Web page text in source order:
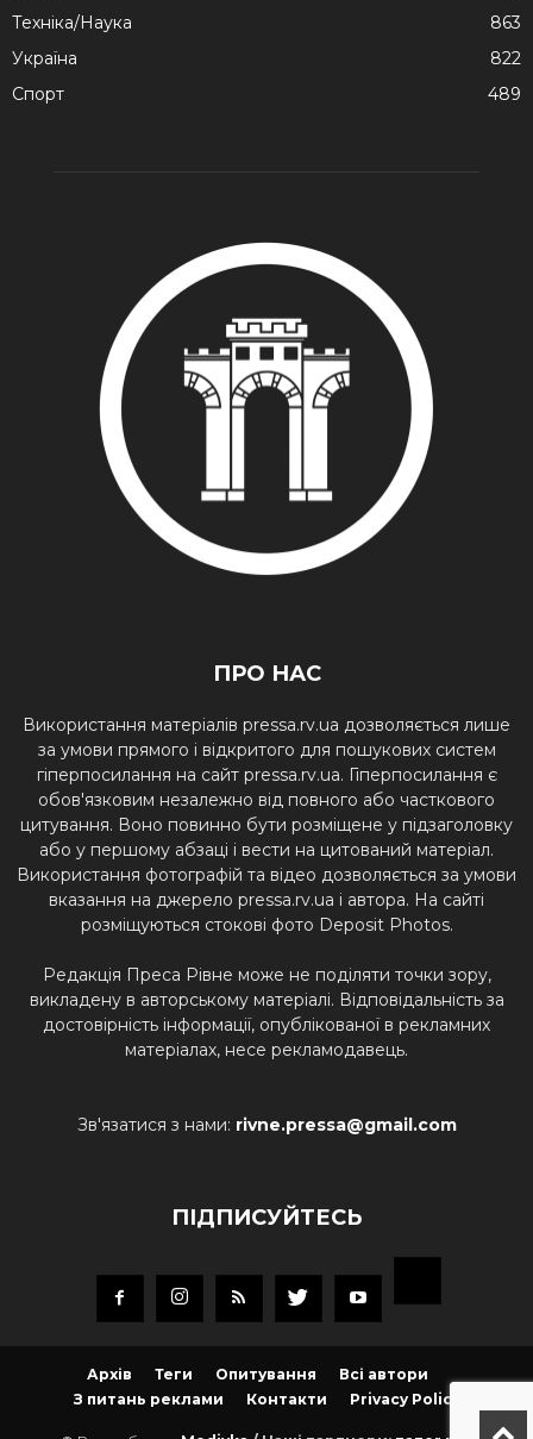
Техніка/Наука
863
Україна
822
Спорт
489
ПРО НАС
Використання матеріалів pressa.rv.ua дозволяється лише
за умови прямого і відкритого для пошукових систем
гіперпосилання на сайт pressa.rv.ua. Гіперпосилання є
обов'язковим незалежно від повного або часткового
цитування. Воно повинно бути розміщене у підзаголовку
або у першому абзаці і вести на цитований матеріал.
Використання фотографій та відео дозволяється за умови
вказання на джерело pressa.rv.ua і автора. На сайті
розміщуються стокові фото Deposit Photos.
Редакція Преса Рівне може не поділяти точки зору,
викладену в авторському матеріалі. Відповідальність за
достовірність інформації, опублікованої в рекламних
матеріалах, несе рекламодавець.
Зв'язатися з нами: rivne.pressa@gmail.com
ПІДПИСУЙТЕСЬ
Архів Теги Опитування
Всі автори
З питань реклами
Контакти Privacy Policy